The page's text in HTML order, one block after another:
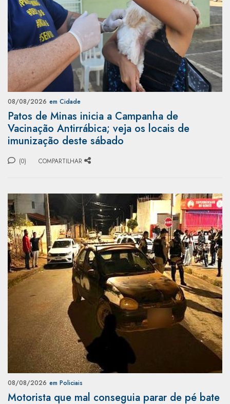
08/08/2026 em Cidade
Patos de Minas inicia a Campanha de
Vacinação Antirrábica; veja os locais de
imunização deste sábado
(0) COMPARTILHAR
08/08/2026 em Policiais
Motorista que mal conseguia parar de pé bate